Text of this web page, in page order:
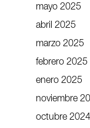
mayo 2025
abril 2025
marzo 2025
febrero 2025
enero 2025
noviembre
octubre 2024